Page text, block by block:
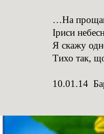
…На
Іриси
Я скажу
Тихо так,
10.01.14